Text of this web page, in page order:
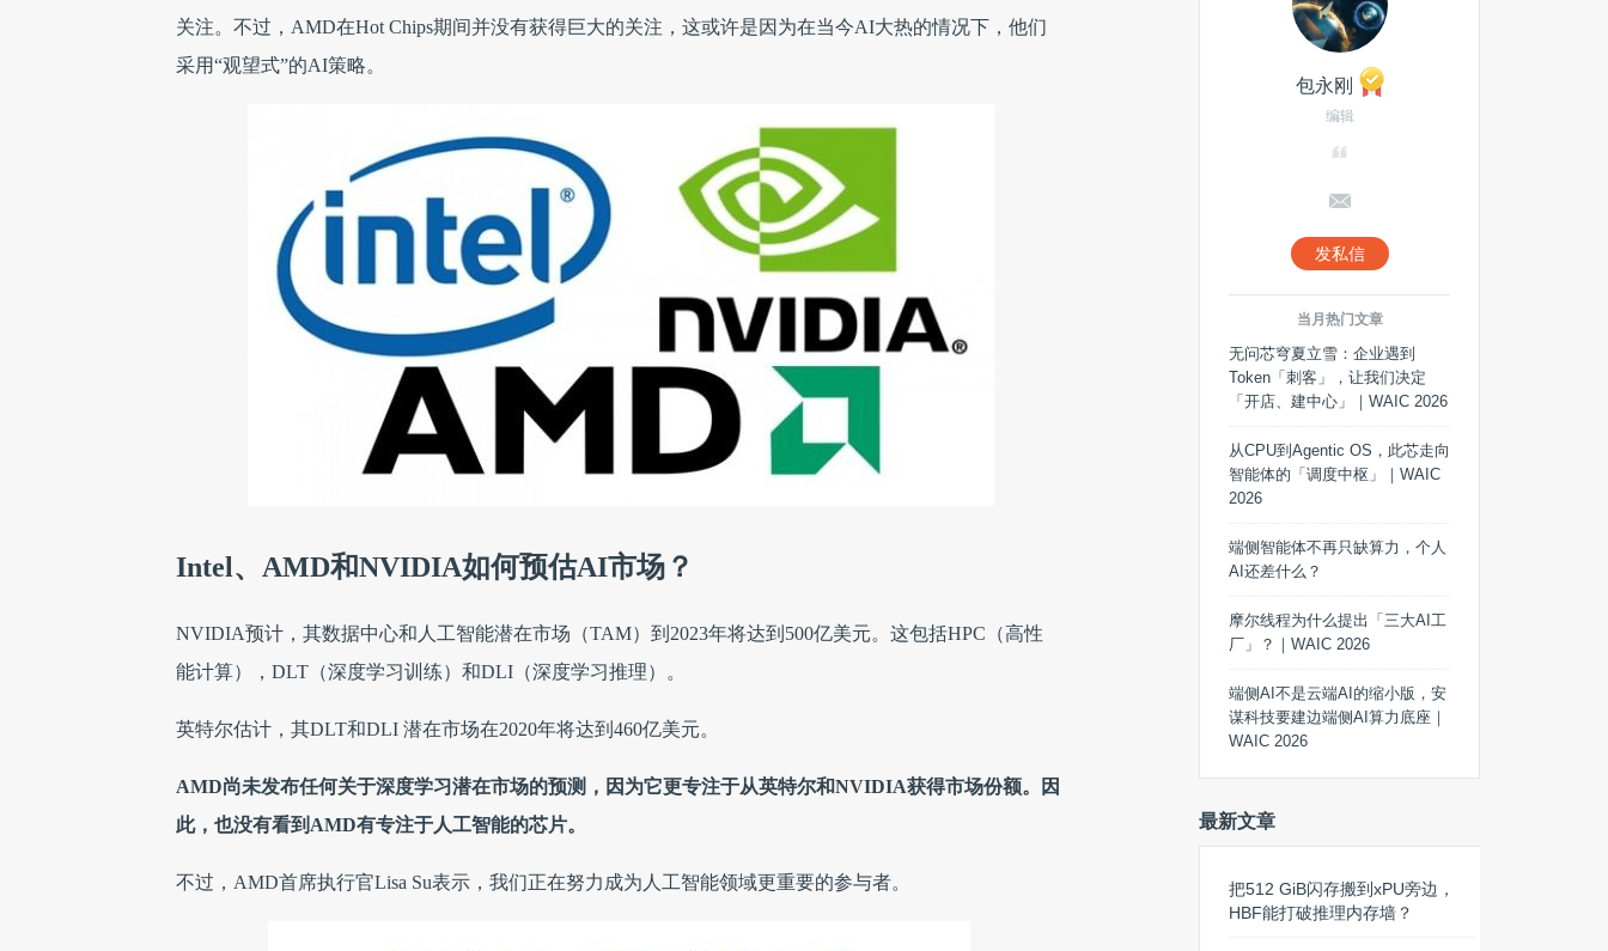
关注。不过，AMD在Hot Chips期间并没有获得巨大的关注，这或许是因为在当今AI大热的情况下，他们
采用“观望式”的AI策略。
Intel、AMD和NVIDIA如何预估AI市场？
NVIDIA预计，其数据中心和人工智能潜在市场（TAM）到2023年将达到500亿美元。这包括HPC（高性
能计算），DLT（深度学习训练）和DLI（深度学习推理）。
英特尔估计，其DLT和DLI 潜在市场在2020年将达到460亿美元。
AMD尚未发布任何关于深度学习潜在市场的预测，因为它更专注于从英特尔和NVIDIA获得市场份额。因
此，也没有看到AMD有专注于人工智能的芯片。
不过，AMD首席执行官Lisa Su表示，我们正在努力成为人工智能领域更重要的参与者。
包永刚
编辑
发私信
当月热门文章
无问芯穹夏立雪：企业遇到
Token「刺客」，让我们决定
「开店、建中心」｜WAIC 2026
从CPU到Agentic OS，此芯走向
智能体的「调度中枢」｜WAIC
2026
端侧智能体不再只缺算力，个人
AI还差什么？
摩尔线程为什么提出「三大AI工
厂」？｜WAIC 2026
端侧AI不是云端AI的缩小版，安
谋科技要建边端侧AI算力底座｜
WAIC 2026
最新文章
把512 GiB闪存搬到xPU旁边，
HBF能打破推理内存墙？